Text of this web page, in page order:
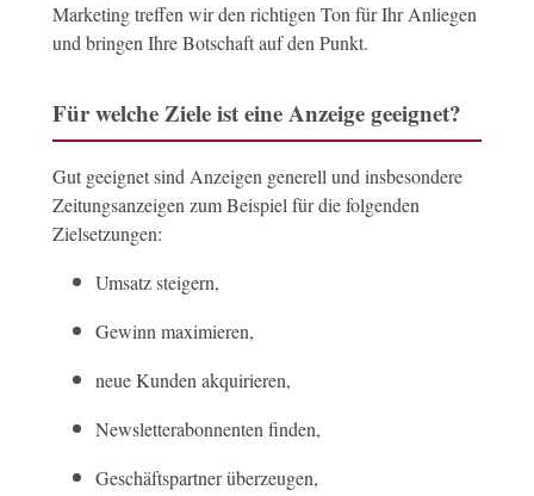
Marketing treffen wir den richtigen Ton für Ihr Anliegen
und bringen Ihre Botschaft auf den Punkt.
Für welche Ziele ist eine Anzeige geeignet?
Gut geeignet sind Anzeigen generell und insbesondere
Zeitungsanzeigen zum Beispiel für die folgenden
Zielsetzungen:
Umsatz steigern,
Gewinn maximieren,
neue Kunden akquirieren,
Newsletterabonnenten finden,
Geschäftspartner überzeugen,